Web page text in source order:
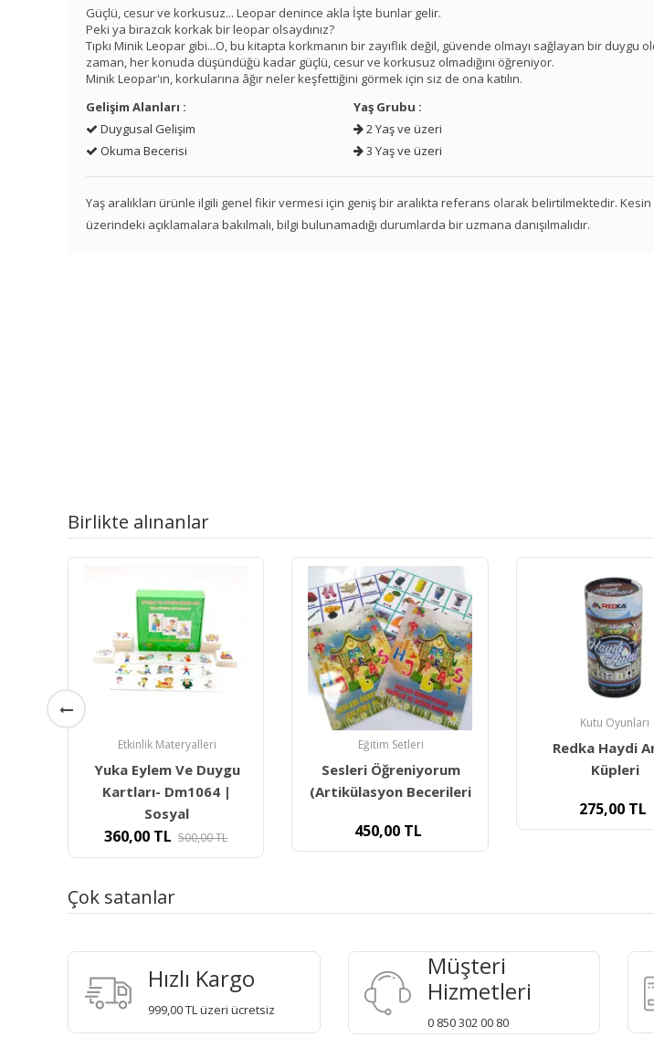
Güçlü, cesur ve korkusuz... Leopar denince akla İşte bunlar gelir.
Peki ya birazcık korkak bir leopar olsaydınız?
Tıpkı Minik Leopar gibi...O, bu kitapta korkmanın bir zayıflık değil, güvende olmayı sağlayan bir duygu
zaman, her konuda düşündüğü kadar güçlü, cesur ve korkusuz olmadığını öğreniyor.
Minik Leopar'ın, korkularına âğır neler keşfettiğini görmek için siz de ona katılın.
Gelişim Alanları :
Duygusal Gelişim
Okuma Becerisi
Yaş Grubu :
2 Yaş ve üzeri
3 Yaş ve üzeri
Yaş aralıkları ürünle ilgili genel fikir vermesi için geniş bir aralıkta referans olarak belirtilmektedir.
üzerindeki açıklamalara bakılmalı, bilgi bulunamadığı durumlarda bir uzmana danışılmalıdır.
Birlikte alınanlar
Etkinlik Materyalleri
Yuka Eylem Ve Duygu
Kartları- Dm1064 |
Sosyal
360,00 TL 500,00TL
Eğitim Setleri
Sesleri Öğreniyorum
(Artikülasyon Becerileri
450,00 TL
Kutu Oyunları
Redka Haydi
Küpleri
275,00TL
Çok satanlar
Hızlı Kargo
999,00 TL üzeri ücretsiz
Müşteri
Hizmetleri
0 850 302 00 80